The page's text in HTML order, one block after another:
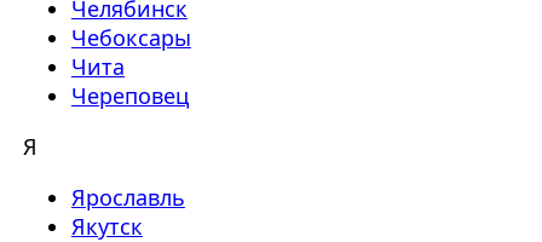
Челябинск
Чебоксары
Чита
Череповец
Я
Ярославль
Якутск